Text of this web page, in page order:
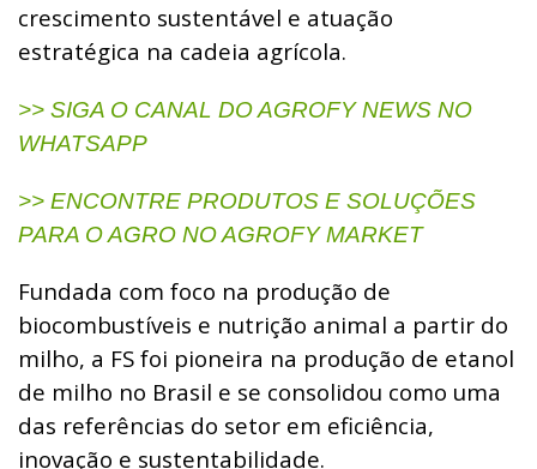
crescimento sustentável e atuação
estratégica na cadeia agrícola.
>> SIGA O CANAL DO AGROFY NEWS NO
WHATSAPP
>> ENCONTRE PRODUTOS E SOLUÇÕES
PARA O AGRO NO AGROFY MARKET
Fundada com foco na produção de
biocombustíveis e nutrição animal a partir do
milho, a FS foi pioneira na produção de etanol
de milho no Brasil e se consolidou como uma
das referências do setor em eficiência,
inovação e sustentabilidade.